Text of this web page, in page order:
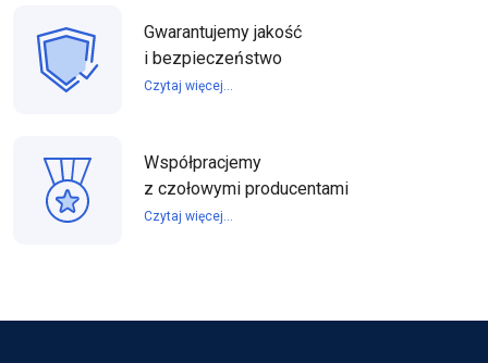
Gwarantujemy jakość
i bezpieczeństwo
Czytaj więcej...
Współpracjemy
z czołowymi producentami
Czytaj więcej...